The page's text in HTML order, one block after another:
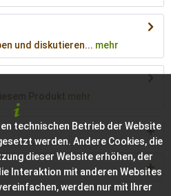
und diskutieren... mehr
Produkt mehr
technischen Betrieb der Website
werden. Andere Cookies, die
dieser Website erhöhen, der
Interaktion mit anderen Websites
werden nur mit Ihrer